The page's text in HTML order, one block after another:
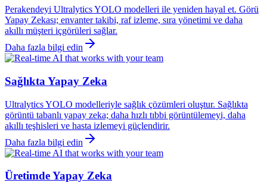
Perakendeyi Ultralytics YOLO modelleri ile yeniden hayal et. Görü
Yapay Zekası; envanter takibi, raf izleme, sıra yönetimi ve daha
akıllı müşteri içgörüleri sağlar.
Daha fazla bilgi edin
Sağlıkta Yapay Zeka
Ultralytics YOLO modelleriyle sağlık çözümleri oluştur. Sağlıkta
görüntü tabanlı yapay zeka; daha hızlı tıbbi görüntülemeyi, daha
akıllı teşhisleri ve hasta izlemeyi güçlendirir.
Daha fazla bilgi edin
Üretimde Yapay Zeka